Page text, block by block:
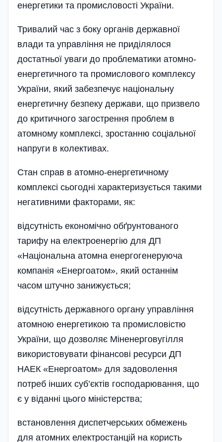
енергетики та промисловості України.
Тривалий час з боку органів державної
влади та управління не приділялося
достатньої уваги до проблематики атомно-
енергетичного та промислового комплексу
України, який забезпечує національну
енергетичну безпеку держави, що призвело
до критичного загострення проблем в
атомному комплексі, зростанню соціальної
напруги в колективах.
Стан справ в атомно-енергетичному
комплексі сьогодні характеризується такими
негативними факторами, як:
відсутність економічно обґрунтованого
тарифу на електроенергію для ДП
«Національна атомна енергогенеруюча
компанія «Енергоатом», який останнім
часом штучно занижується;
відсутність державного органу управління
атомною енергетикою та промисловістю
України, що дозволяє Міненерговугілля
використовувати фінансові ресурси ДП
НАЕК «Енергоатом» для задоволення
потреб інших суб’єктів господарювання, що
є у віданні цього міністерства;
встановлення диспетчерських обмежень
для атомних електростанцій на користь